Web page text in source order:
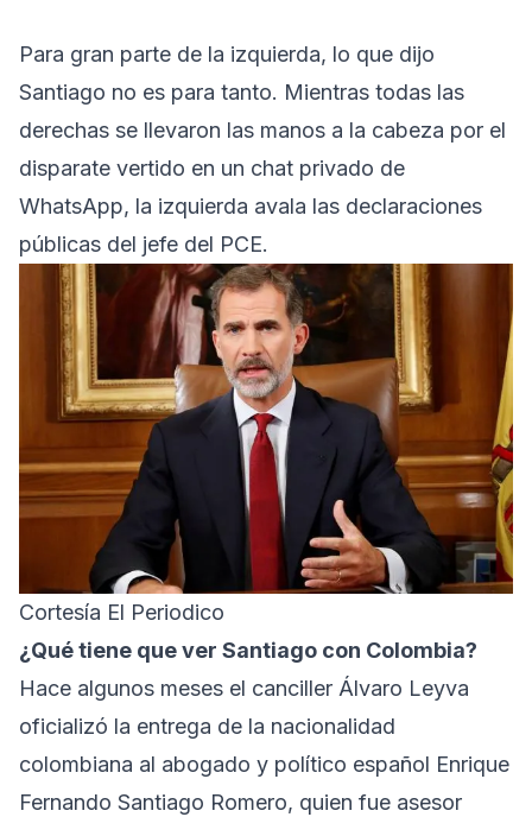
Para gran parte de la izquierda, lo que dijo
Santiago no es para tanto. Mientras todas las
derechas se llevaron las manos a la cabeza por el
disparate vertido en un chat privado de
WhatsApp, la izquierda avala las declaraciones
públicas del jefe del PCE.
Cortesía El Periodico
¿Qué tiene que ver Santiago con Colombia?
Hace algunos meses el canciller Álvaro Leyva
oficializó la entrega de la nacionalidad
colombiana al abogado y político español Enrique
Fernando Santiago Romero, quien fue asesor